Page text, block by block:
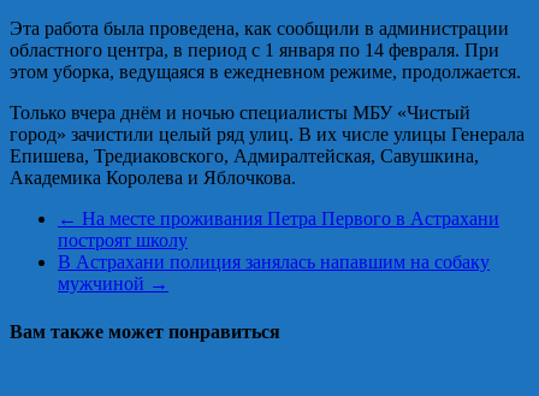
Эта работа была проведена, как сообщили в администрации
областного центра, в период с 1 января по 14 февраля. При
этом уборка, ведущаяся в ежедневном режиме, продолжается.
Только вчера днём и ночью специалисты МБУ «Чистый
город» зачистили целый ряд улиц. В их числе улицы Генерала
Епишева, Тредиаковского, Адмиралтейская, Савушкина,
Академика Королева и Яблочкова.
← На месте проживания Петра Первого в Астрахани
построят школу
В Астрахани полиция занялась напавшим на собаку
мужчиной →
Вам также может понравиться